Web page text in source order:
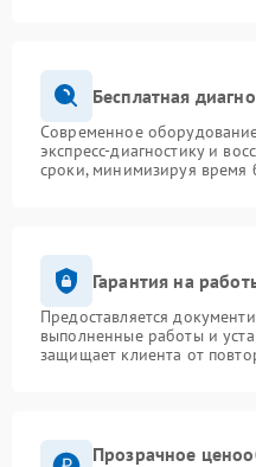
Бесплатная
Современное
экспресс-диагностику и
сроки, минимизируя время
Гарантия на
Предоставляется
выполненные работы и
защищает клиента от
Прозрачное